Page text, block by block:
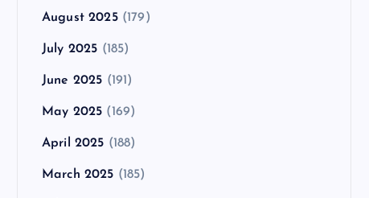
August 2025(179)
July 2025 (185)
June 2025 (191)
May 2025 (169)
April 2025 (188)
March 2025 (185)